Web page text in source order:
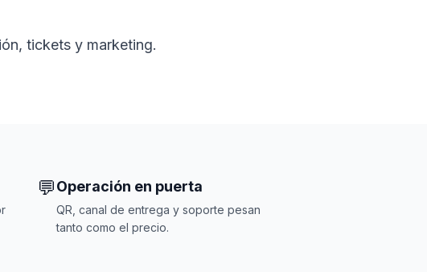
tickets y marketing.
💬Operación en puerta
QR, canal de entrega y soporte pesan
tanto como el precio.